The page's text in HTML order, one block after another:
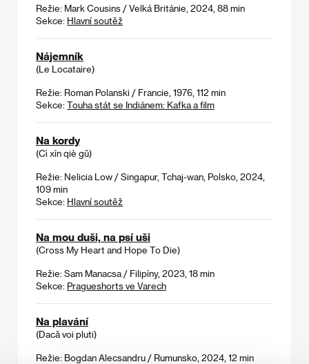
Režie: Mark Cousins / Velká Británie, 2024, 88 min
Sekce: Hlavní soutěž
Nájemník
(Le Locataire)
Režie: Roman Polanski / Francie, 1976, 112 min
Sekce: Touha stát se Indiánem: Kafka a film
Na kordy
(Cì xīn qiè gŭ)
Režie: Nelicia Low / Singapur, Tchaj-wan, Polsko, 2024,
109 min
Sekce: Hlavní soutěž
Na mou duši, na psí uši
(Cross My Heart and Hope To Die)
Režie: Sam Manacsa / Filipíny, 2023, 18 min
Sekce: Pragueshorts ve Varech
Na plavání
(Dacă voi pluti)
Režie: Bogdan Alecsandru / Rumunsko, 2024, 12 min